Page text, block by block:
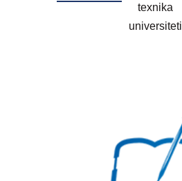
texnika
universiteti